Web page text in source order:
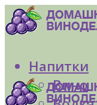
Напитки
Вино